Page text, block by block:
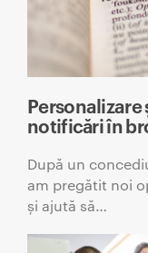
Personalizare
notificări în
După un
am pregătit noi
și ajută să…